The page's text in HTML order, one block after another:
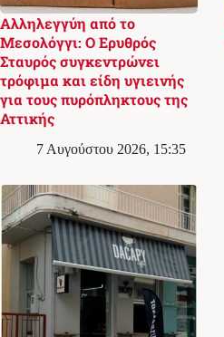
Αλληλεγγύη από το
Μεσολόγγι: Ο Ερυθρός
Σταυρός συγκεντρώνει
τρόφιμα και είδη υγιεινής
για τους πυρόπληκτους της
Αττικής
7 Αυγούστου 2026, 15:35